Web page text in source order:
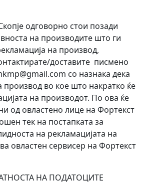
одговорно стои позади
на производите што ги
на производ,
доставите писмено
со назнака дека
производ во кое што накратко ќе
на производот. По ова ќе
од овластено лице на Фортекст
тек на постапката за
на рекламацијата на
овластен сервисер на Фортекст
НА ПОДАТОЦИТЕ